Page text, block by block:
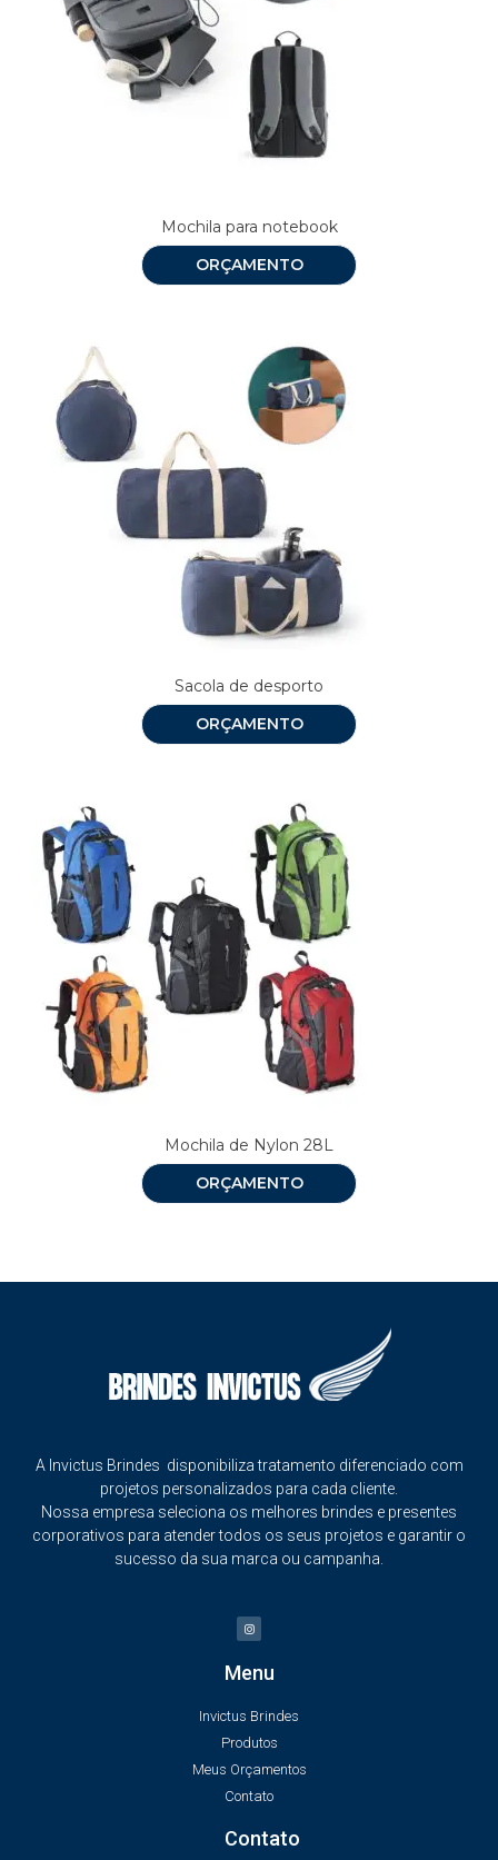
Mochila para notebook
ORÇAMENTO
Sacola de desporto
ORÇAMENTO
Mochila de Nylon 28L
ORÇAMENTO
A Invictus Brindes disponibiliza tratamento diferenciado com
projetos personalizados para cada cliente.
Nossa empresa seleciona os melhores brindes e presentes
corporativos para atender todos os seus projetos e garantir o
sucesso da sua marca ou campanha.
Menu
Invictus Brindes
Produtos
Meus Orçamentos
Contato
Contato